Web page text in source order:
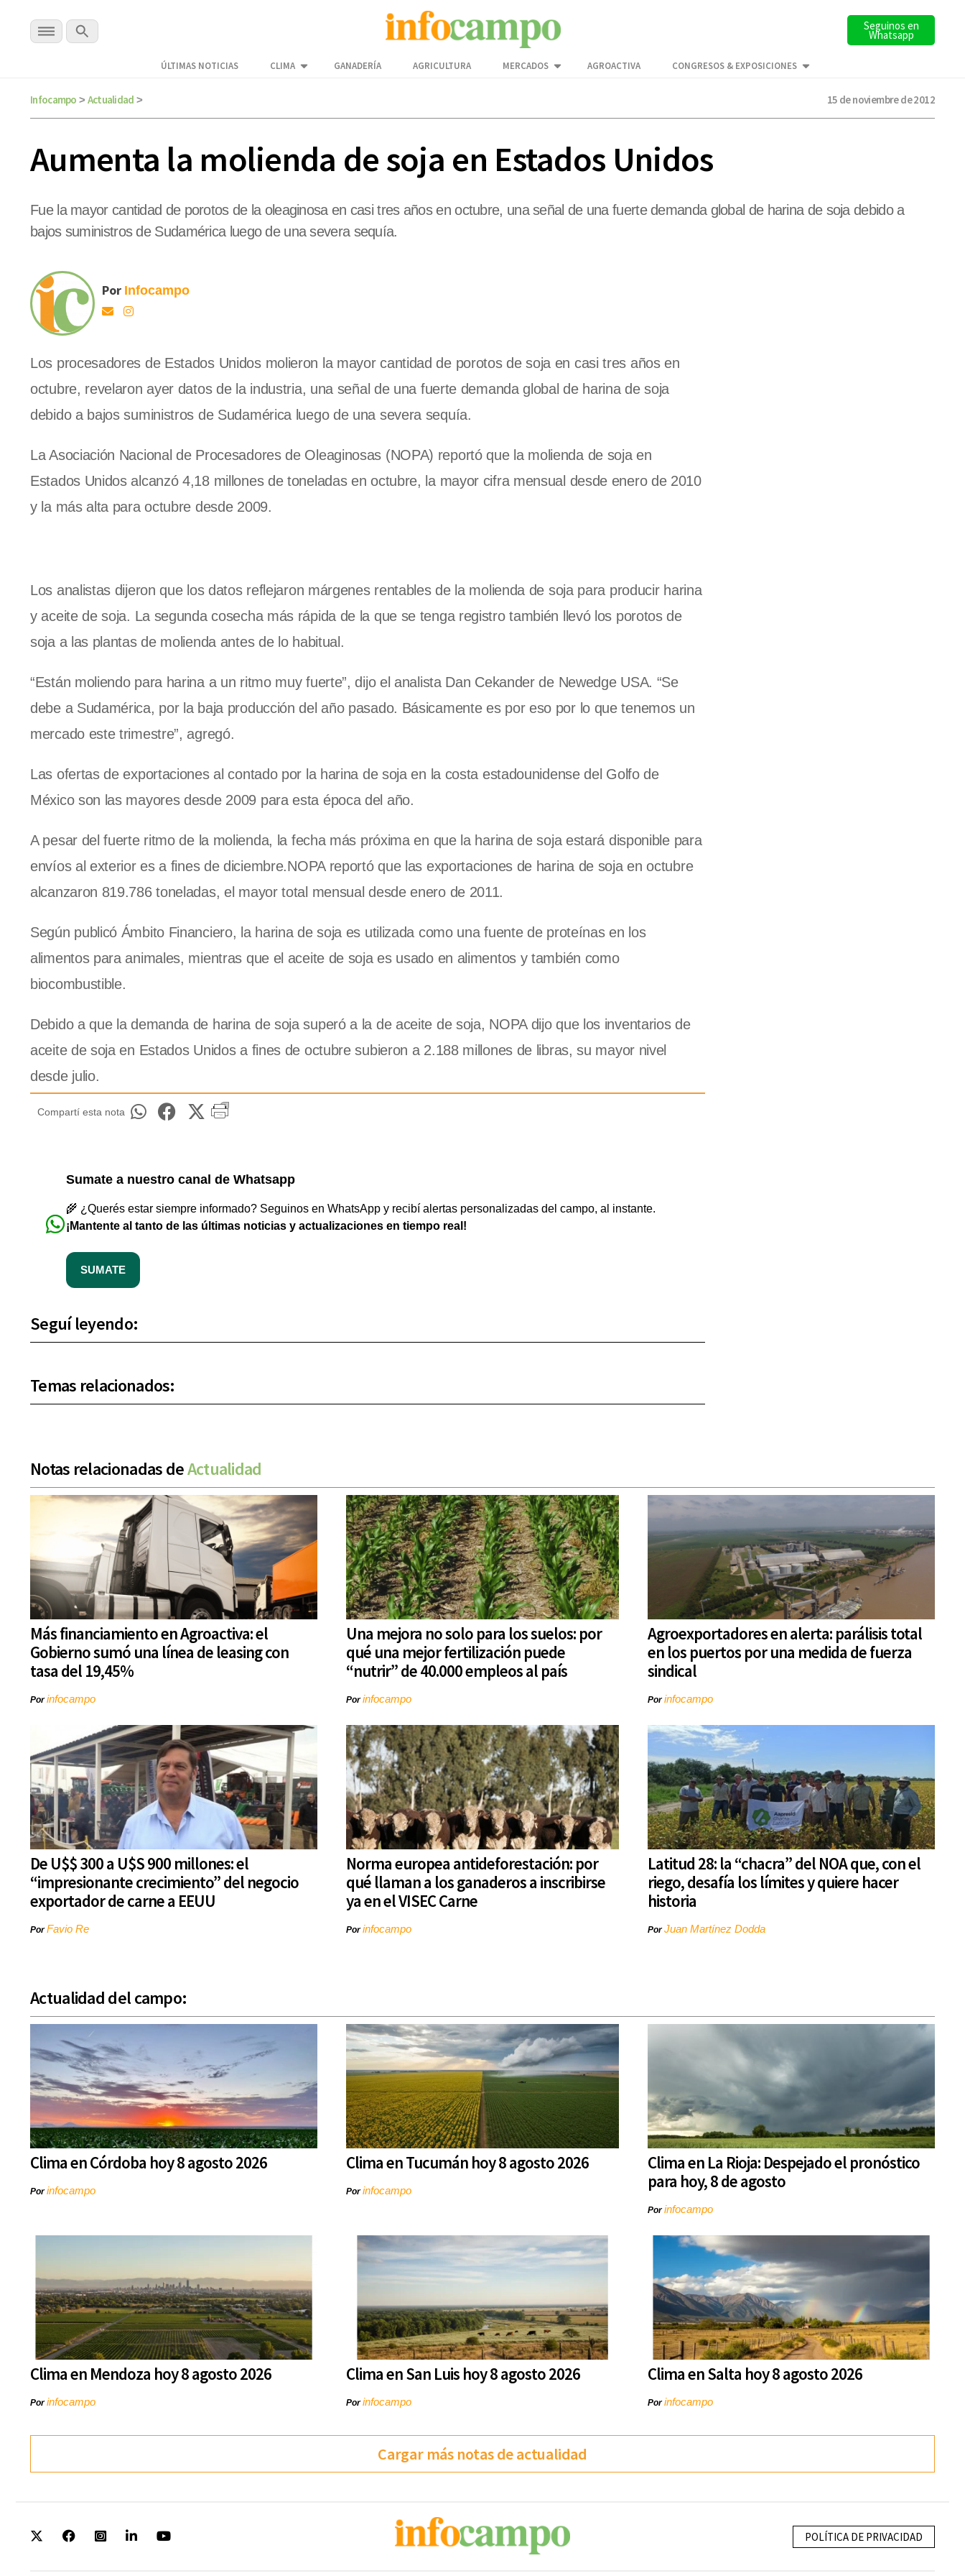
Seguinos en
Whatsapp
ÚLTIMAS NOTICIAS CLIMA GANADERÍA AGRICULTURA MERCADOS AGROACTIVA CONGRESOS & EXPOSICIONES
Infocampo > Actualidad > 15 de noviembre de 2012
Aumenta la molienda de soja en Estados Unidos
Fue la mayor cantidad de porotos de la oleaginosa en casi tres años en octubre, una señal de una fuerte demanda global de harina de soja debido a
bajos suministros de Sudamérica luego de una severa sequía.
Por Infocampo
Los procesadores de Estados Unidos molieron la mayor cantidad de porotos de soja en casi tres años en
octubre, revelaron ayer datos de la industria, una señal de una fuerte demanda global de harina de soja
debido a bajos suministros de Sudamérica luego de una severa sequía.
La Asociación Nacional de Procesadores de Oleaginosas (NOPA) reportó que la molienda de soja en
Estados Unidos alcanzó 4,18 millones de toneladas en octubre, la mayor cifra mensual desde enero de 2010
y la más alta para octubre desde 2009.
Los analistas dijeron que los datos reflejaron márgenes rentables de la molienda de soja para producir harina
y aceite de soja. La segunda cosecha más rápida de la que se tenga registro también llevó los porotos de
soja a las plantas de molienda antes de lo habitual.
“Están moliendo para harina a un ritmo muy fuerte”, dijo el analista Dan Cekander de Newedge USA. “Se
debe a Sudamérica, por la baja producción del año pasado. Básicamente es por eso por lo que tenemos un
mercado este trimestre”, agregó.
Las ofertas de exportaciones al contado por la harina de soja en la costa estadounidense del Golfo de
México son las mayores desde 2009 para esta época del año.
A pesar del fuerte ritmo de la molienda, la fecha más próxima en que la harina de soja estará disponible para
envíos al exterior es a fines de diciembre.NOPA reportó que las exportaciones de harina de soja en octubre
alcanzaron 819.786 toneladas, el mayor total mensual desde enero de 2011.
Según publicó Ámbito Financiero, la harina de soja es utilizada como una fuente de proteínas en los
alimentos para animales, mientras que el aceite de soja es usado en alimentos y también como
biocombustible.
Debido a que la demanda de harina de soja superó a la de aceite de soja, NOPA dijo que los inventarios de
aceite de soja en Estados Unidos a fines de octubre subieron a 2.188 millones de libras, su mayor nivel
desde julio.
Compartí esta nota
Sumate a nuestro canal de Whatsapp
🌾 ¿Querés estar siempre informado? Seguinos en WhatsApp y recibí alertas personalizadas del campo, al instante.
¡Mantente al tanto de las últimas noticias y actualizaciones en tiempo real!
SUMATE
Seguí leyendo:
Temas relacionados:
Notas relacionadas deActualidad
Más financiamiento en Agroactiva: el
Gobierno sumó una línea de leasing con
tasa del 19,45%
Porinfocampo
Una mejora no solo para los suelos: por
qué una mejor fertilización puede
“nutrir” de 40.000 empleos al país
Porinfocampo
Agroexportadores en alerta: parálisis total
en los puertos por una medida de fuerza
sindical
Porinfocampo
De U$$ 300 a U$S 900 millones: el
“impresionante crecimiento” del negocio
exportador de carne a EEUU
PorFavio Re
Norma europea antideforestación: por
qué llaman a los ganaderos a inscribirse
ya en el VISEC Carne
Porinfocampo
Latitud 28: la “chacra” del NOA que, con el
riego, desafía los límites y quiere hacer
historia
PorJuan Martínez Dodda
Actualidad del campo:
Clima en Córdoba hoy 8 agosto 2026
Porinfocampo
Clima en Tucumán hoy 8 agosto 2026
Porinfocampo
Clima en La Rioja: Despejado el pronóstico
para hoy, 8 de agosto
Porinfocampo
Clima en Mendoza hoy 8 agosto 2026
Porinfocampo
Clima en San Luis hoy 8 agosto 2026
Porinfocampo
Clima en Salta hoy 8 agosto 2026
Porinfocampo
Cargar más notas de actualidad
POLÍTICA DE PRIVACIDAD